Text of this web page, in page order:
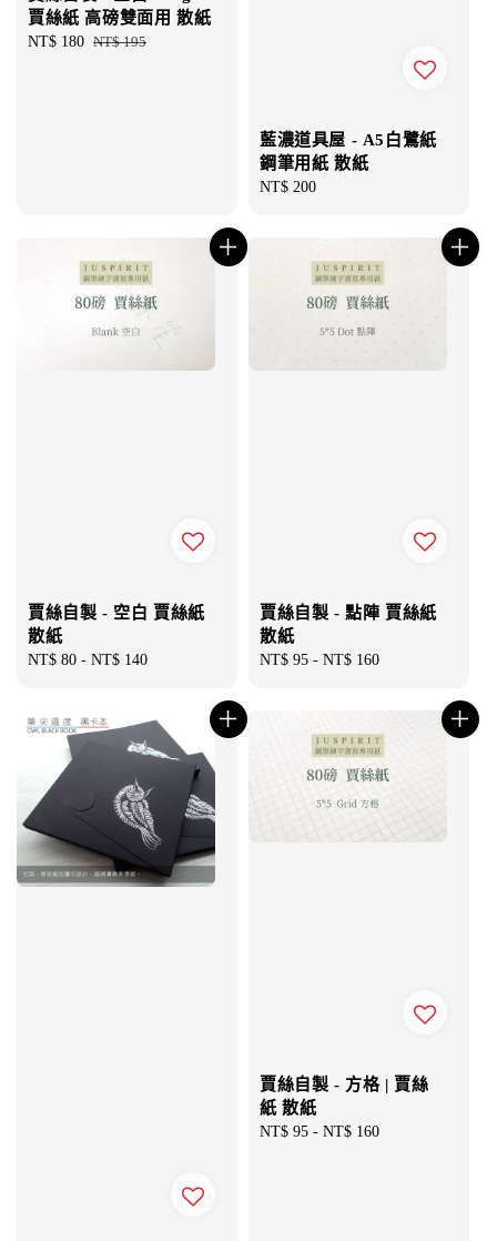
賈絲紙 高磅雙面用 散紙
Sale
NT$ 180 Regular
NT$ 195
藍濃道具屋 - A5白鷺紙
鋼筆用紙 散紙
Regular
NT$ 200
賈絲自製 - 空白 賈絲紙
散紙
Regular
NT$ 80 - NT$ 140
賈絲自製 - 點陣 賈絲紙
散紙
Regular
NT$ 95 - NT$ 160
賈絲自製 - 方格 | 賈絲
紙 散紙
Regular
NT$ 95 - NT$ 160